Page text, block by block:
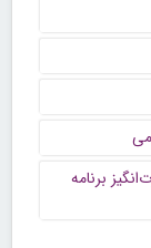
برنامه